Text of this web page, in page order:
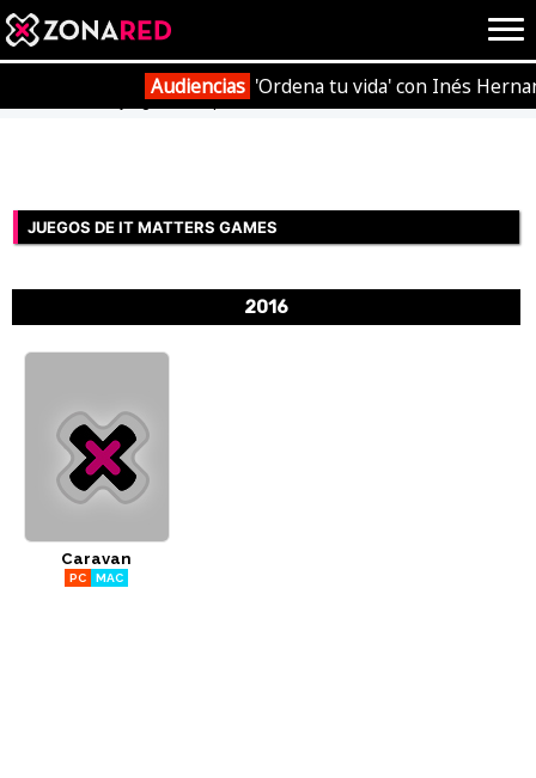
{literal}{/literal}
HOME JUEGOS
E3
Audiencias 'Ordena tu vida' con Inés
Videojuegos Empresas
JUEGOS DE IT MATTERS GAMES
2016
Caravan
PC MAC